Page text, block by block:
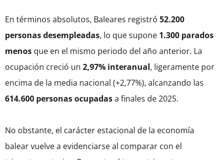
En términos absolutos, Baleares registró 52.200
personas desempleadas, lo que supone 1.300 parados
menos que en el mismo periodo del año anterior. La
ocupación creció un 2,97% interanual, ligeramente por
encima de la media nacional (+2,77%), alcanzando las
614.600 personas ocupadasa finales de 2025.
No obstante, el carácter estacional de la economía
balear vuelve a evidenciarse al comparar con el